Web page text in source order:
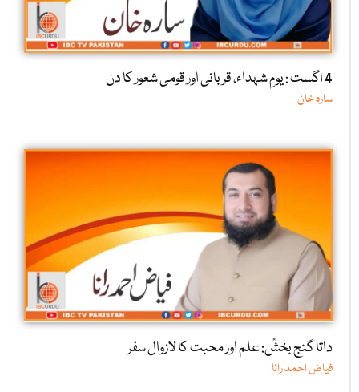
4 اگست : یومِ شہداء، قربانی اور قومی شعور کا دن
سارہ خان
داتا گنج بخشؒ: علم اور محبت کا لازوال سفر
فیاض احمد رانا